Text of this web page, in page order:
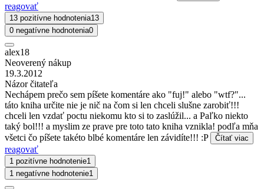
reagovať
13 pozitívne hodnotenia13
0 negatívne hodnotenia0
alex18
Neoverený nákup
19.3.2012
Názor čitateľa
Nechápem prečo sem píšete komentáre ako "fuj!" alebo "wtf?"...
táto kniha určite nie je nič na čom si len chceli slušne zarobiť!!!
chceli len vzdať poctu niekomu kto si to zaslúžil... a Paľko niekto
taký bol!!! a myslim ze prave pre toto tato kniha vznikla! podľa mňa
všetci čo píšete takéto blbé komentáre len závidíte!!! :P
Čítať viac
reagovať
1 pozitívne hodnotenie1
1 negatívne hodnotenie1